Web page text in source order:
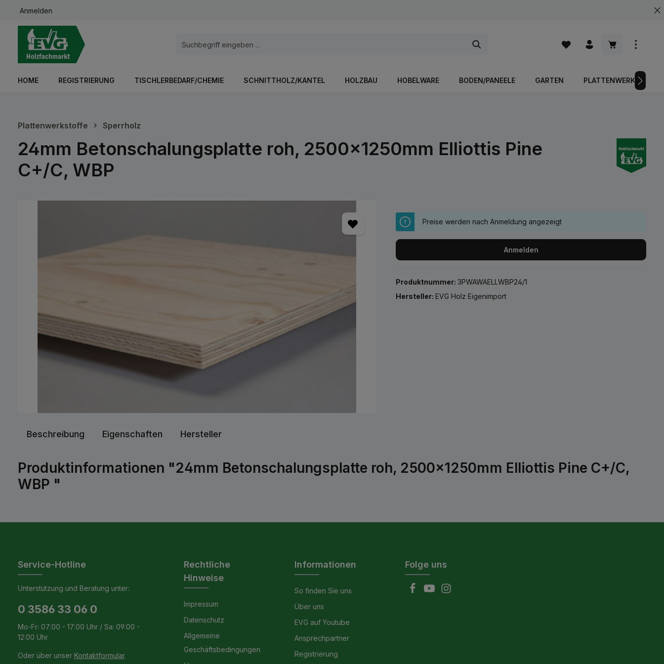
Zur Hauptnavigation springen
Anmelden
Warenkorb
HOME REGISTRIERUNG TISCHLERBEDARF/CHEMIE SCHNITTHOLZ/KANTEL HOLZBAU HOBELWARE BODEN/PANEELE GARTEN PLATTENWERKSTOFFE
Plattenwerkstoffe Sperrholz
24mm Betonschalungsplatte roh, 2500x1250mm Elliottis Pine
C+/C, WBP
Preise werden nach Anmeldung angezeigt
Anmelden
Produktnummer:3PWAWAELLWBP24/1
Hersteller:EVG Holz Eigenimport
Beschreibung Eigenschaften Hersteller
Produktinformationen "24mm Betonschalungsplatte roh, 2500x1250mm Elliottis Pine C+/C,
WBP "
Service-Hotline
Unterstützung und Beratung unter:
0 3586 33 06 0
Mo-Fr: 07:00 - 17:00 Uhr / Sa: 09:00 -
12:00 Uhr
Oder über unser Kontaktformular.
Rechtliche
Hinweise
Impressum
Datenschutz
Allgemeine
Geschäftsbedingungen
Informationen
So finden Sie uns
Über uns
EVG auf Youtube
Ansprechpartner
Registrierung
Folge uns